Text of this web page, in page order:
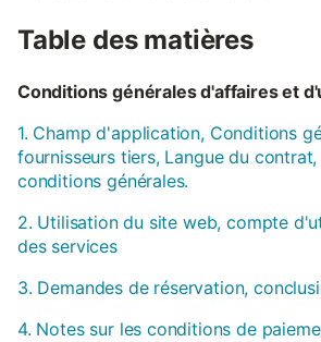
Table des matières
Conditions générales d'affaires et
1. Champ d'application, Conditions
fournisseurs tiers, Langue du
conditions générales.
2. Utilisation du site web, compte
des services
3. Demandes de réservation,
4. Notes sur les conditions de